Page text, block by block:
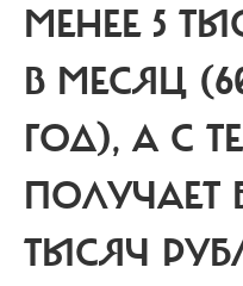
МЕНЕЕ 5
В МЕСЯЦ
ГОД), А С
ПОЛУЧАЕТ
ТЫСЯЧ